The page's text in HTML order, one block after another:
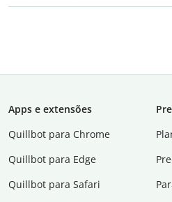
Apps e extensões
Quillbot para Chrome
Quillbot para Edge
Quillbot para Safari